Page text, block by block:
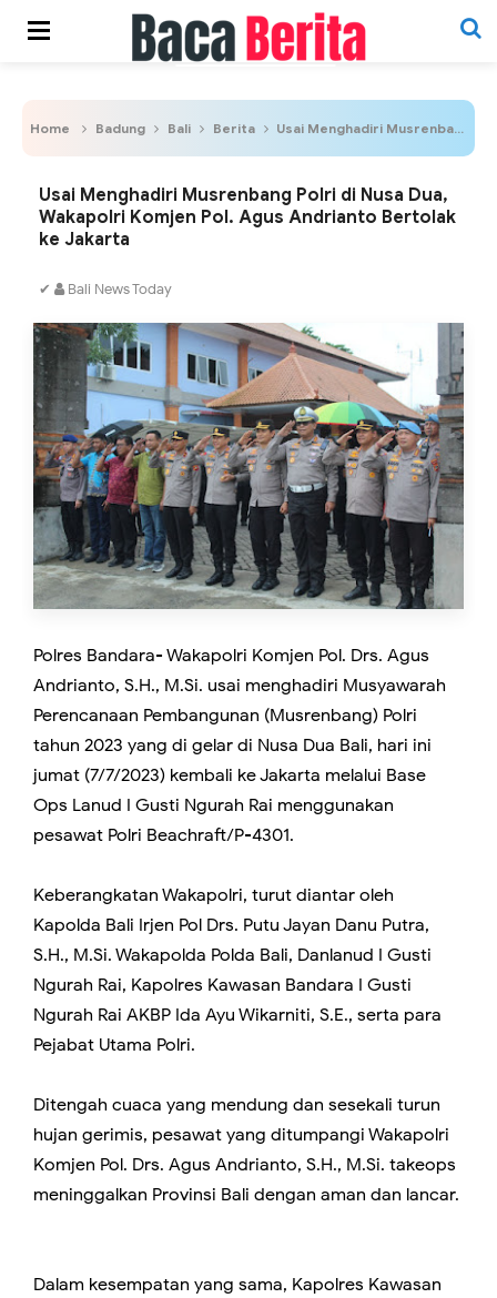
Home Badung Bali Berita Usai Menghadiri Musrenbang Polri di Nusa Dua, Wakapolri Komjen Pol. Agus Andrianto Bertolak ke Jakarta
Usai Menghadiri Musrenbang Polri di Nusa Dua,
Wakapolri Komjen Pol. Agus Andrianto Bertolak
ke Jakarta
✔ Bali News Today
Polres Bandara- Wakapolri Komjen Pol. Drs. Agus
Andrianto, S.H., M.Si. usai menghadiri Musyawarah
Perencanaan Pembangunan (Musrenbang) Polri
tahun 2023 yang di gelar di Nusa Dua Bali, hari ini
jumat (7/7/2023) kembali ke Jakarta melalui Base
Ops Lanud I Gusti Ngurah Rai menggunakan
pesawat Polri Beachraft/P-4301.
Keberangkatan Wakapolri, turut diantar oleh
Kapolda Bali Irjen Pol Drs. Putu Jayan Danu Putra,
S.H., M.Si. Wakapolda Polda Bali, Danlanud I Gusti
Ngurah Rai, Kapolres Kawasan Bandara I Gusti
Ngurah Rai AKBP Ida Ayu Wikarniti, S.E., serta para
Pejabat Utama Polri.
Ditengah cuaca yang mendung dan sesekali turun
hujan gerimis, pesawat yang ditumpangi Wakapolri
Komjen Pol. Drs. Agus Andrianto, S.H., M.Si. takeops
meninggalkan Provinsi Bali dengan aman dan lancar.
Dalam kesempatan yang sama, Kapolres Kawasan